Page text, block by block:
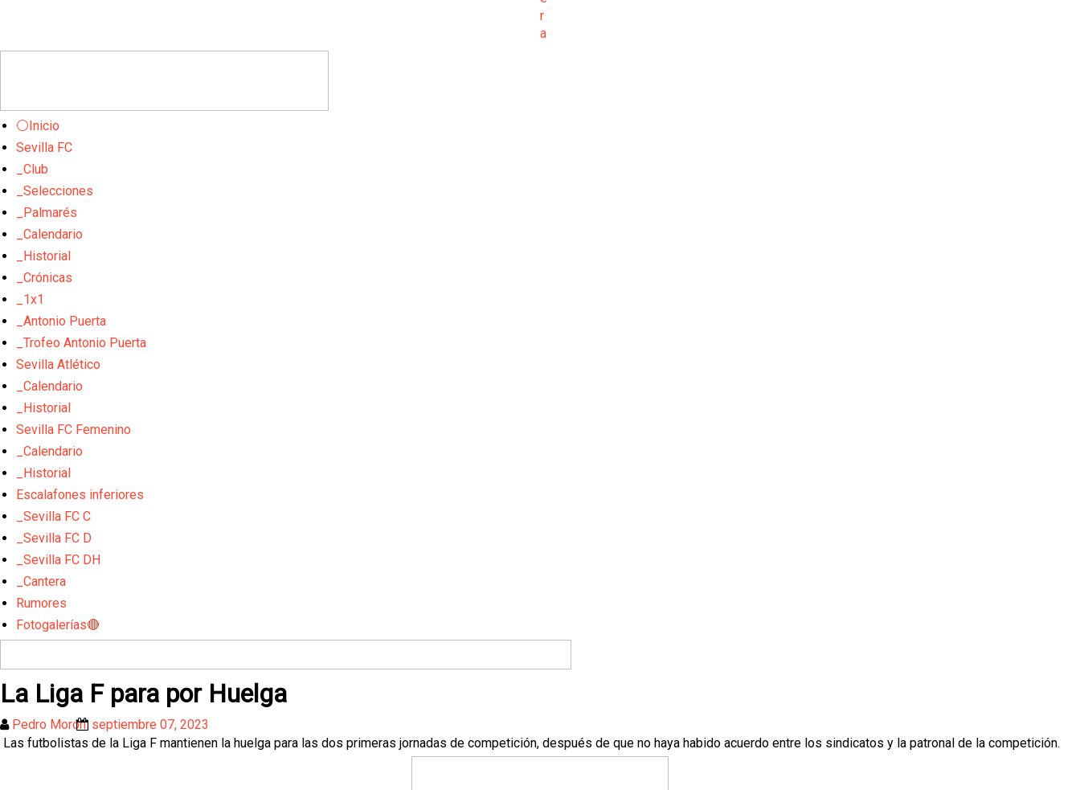
⚪Inicio
Sevilla FC
_Club
_Selecciones
_Palmarés
_Calendario
_Historial
_Crónicas
_1x1
_Antonio Puerta
_Trofeo Antonio Puerta
Sevilla Atlético
_Calendario
_Historial
Sevilla FC Femenino
_Calendario
_Historial
Escalafones inferiores
_Sevilla FC C
_Sevilla FC D
_Sevilla FC DH
_Cantera
Rumores
Fotogalerías🔴
La Liga F para por Huelga
Pedro Morón septiembre 07, 2023
Las futbolistas de la Liga F mantienen la huelga para las dos primeras jornadas de competición, después de que no haya habido acuerdo entre los sindicatos y la patronal de la competición.